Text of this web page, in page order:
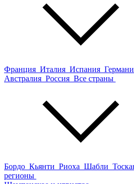
Франция Италия Испания
Австралия Россия Все страны
Бордо Кьянти Риоха Шабли
регионы